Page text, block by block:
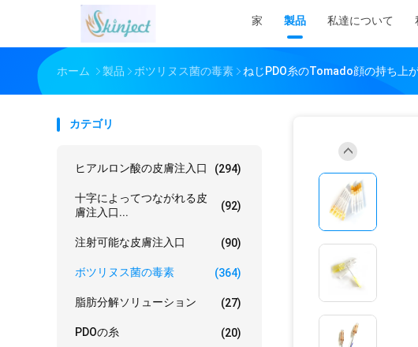
家 製品 私達について
ホーム 製品 ボツリヌス菌の毒素 ねじPDO糸のTomado顔の持ち上
カテゴリ
ヒアルロン酸の皮膚注入口 (294)
十字によってつながれる皮
膚注入口...
(92)
注射可能な皮膚注入口 (90)
ボツリヌス菌の毒素 (364)
脂肪分解ソリューション (27)
PDOの糸 (20)